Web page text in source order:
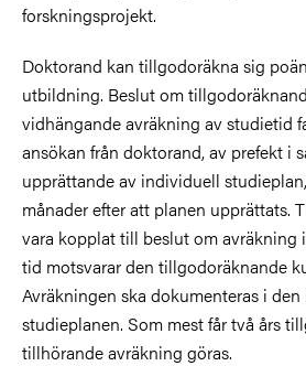
forskningsprojekt.
Doktorand kan tillgodoräkna sig
utbildning. Beslut om
vidhängande avräkning av studietid
ansökan från doktorand, av prefekt i
upprättande av individuell
månader efter att planen upprättats.
vara kopplat till beslut om avräkning
tid motsvarar den tillgodoräknande
Avräkningen ska dokumenteras i
studieplanen. Som mest får två års
tillhörande avräkning göras.